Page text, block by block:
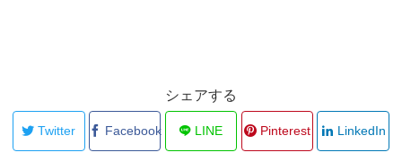
シェアする
Twitter Facebook LINE Pinterest LinkedIn